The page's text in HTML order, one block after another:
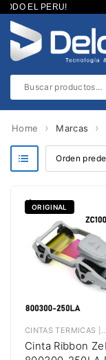
EL PERU!
Home › Marcas ›
Cleanin
ORIGINAL
CINTAS TERMICAS | TICKETERAS | LAMINADAS | ETIQUETADORAS | CONTINUAS ADHESIVAS
Cinta Ribbon